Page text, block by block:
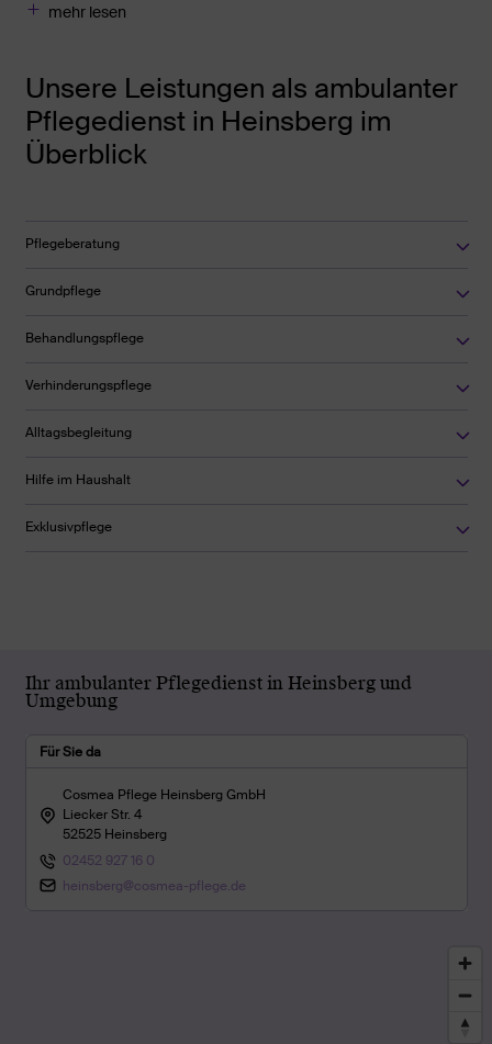
mehr lesen
Unsere Leistungen als ambulanter
Pflegedienst in Heinsberg im
Überblick
Pflegeberatung
Grundpflege
Behandlungspflege
Verhinderungspflege
Alltagsbegleitung
Hilfe im Haushalt
Exklusivpflege
Ihr ambulanter Pflegedienst in Heinsberg und
Umgebung
Für Sie da
Cosmea Pflege Heinsberg GmbH
Liecker Str. 4
52525 Heinsberg
02452 927 16 0
heinsberg@cosmea-pflege.de